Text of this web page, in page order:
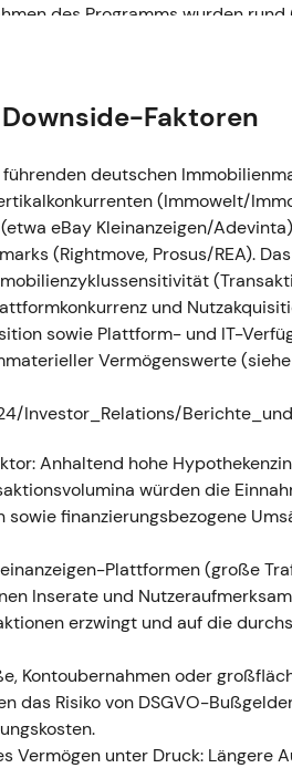
des Programms wurden
2022 als
reiner Kapitalrückführung
die ab 2023 zu beschleunigtem
auf solidem
für einen
mit Rückkäufen als technischer
ein (16. März 2023); die
(1,00 Euro) und erneuerte
Schroeter schied zum 27.
(bis zu 60 Mio. Euro) lief
zurückgekaufte Aktien [35],
einer „Plattform + Daten"-
mit
Cycle-Wachstum mit
rund um die
Transaktion (Rallye
Rückkäufe das
Faktoren
deutschen
(Immowelt/
eBay Kleinanzeigen/
(Rightmove, Prosus/REA).
und
sowie Plattform- und IT-
Vermögenswerte
Investor_Relations/
Anhaltend hohe
würden die
finanzierungsbezogene
Plattformen (große
Inserate und
erzwingt und auf die
Kontoubernahmen oder
das Risiko von DSGVO-
Vermögen unter Druck: Längere